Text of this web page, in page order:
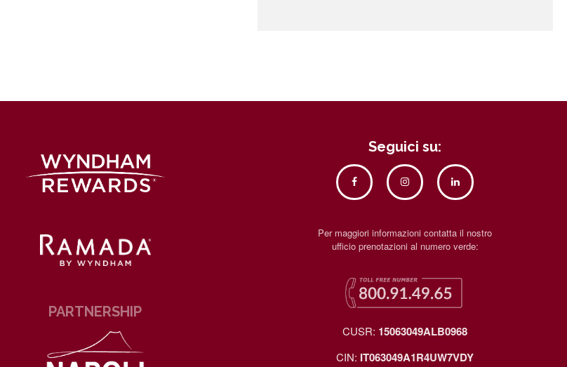
PARTNERSHIP
Seguici su:
Per maggiori informazioni contatta il nostro
ufficio prenotazioni al numero verde:
CUSR: 15063049ALB0968
CIN: IT063049A1R4UW7VDY